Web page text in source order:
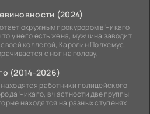
(2024)
окружным прокурором в Чикаго.
у него есть жена, мужчина заводит
коллегой, Каролин Полхемус.
с ног на голову,
(2014-2026)
работники полицейского
Чикаго, в частности две группы
находятся на разных ступенях